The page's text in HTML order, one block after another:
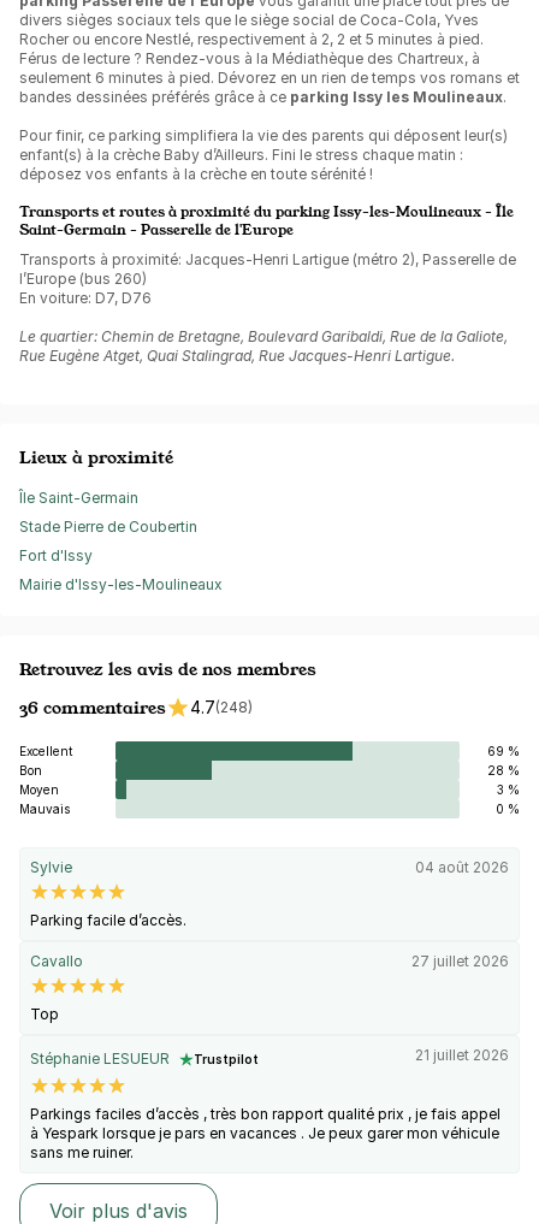
divers sièges sociaux tels que le siège social de Coca-Cola, Yves
Rocher ou encore Nestlé, respectivement à 2, 2 et 5 minutes à pied.
Férus de lecture ? Rendez-vous à la Médiathèque des Chartreux, à
seulement 6 minutes à pied. Dévorez en un rien de temps vos romans et
bandes dessinées préférés grâce à ce parking Issy les Moulineaux.
Pour finir, ce parking simplifiera la vie des parents qui déposent leur(s)
enfant(s) à la crèche Baby d’Ailleurs. Fini le stress chaque matin :
déposez vos enfants à la crèche en toute sérénité !
Transports et routes à proximité du parking Issy-les-Moulineaux - Île
Saint-Germain - Passerelle de l'Europe
Transports à proximité: Jacques-Henri Lartigue (métro 2), Passerelle de
l’Europe (bus 260)
En voiture: D7, D76
Le quartier: Chemin de Bretagne, Boulevard Garibaldi, Rue de la Galiote,
Rue Eugène Atget, Quai Stalingrad, Rue Jacques-Henri Lartigue.
Lieux à proximité
Île Saint-Germain
Stade Pierre de Coubertin
Fort d'Issy
Mairie d'Issy-les-Moulineaux
Retrouvez les avis de nos membres
36 commentaires
4.7(248)
Excellent
69 %
Bon
28 %
Moyen
3 %
Mauvais
0 %
Sylvie 04 août 2026
Parking facile d’accès.
Cavallo 27 juillet 2026
Top
Stéphanie LESUEUR Trustpilot 21 juillet 2026
Parkings faciles d’accès , très bon rapport qualité prix , je fais appel
à Yespark lorsque je pars en vacances . Je peux garer mon véhicule
sans me ruiner.
Voir plus d'avis